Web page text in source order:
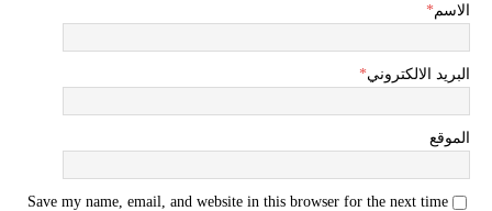
الاسم*
البريد الالكتروني*
الموقع
Save my name, email, and website in this browser for the next time